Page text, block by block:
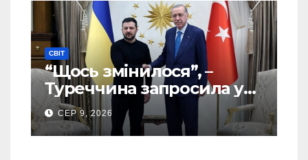
СВІТ
“Щось змінилося”, –
Туреччина запросила у
США дозвіл передати
Україні ATACMS та M270
СЕР 9, 2026